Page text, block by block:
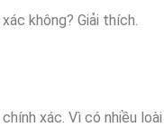
không? Giải thích.
xác. Vì có nhiều